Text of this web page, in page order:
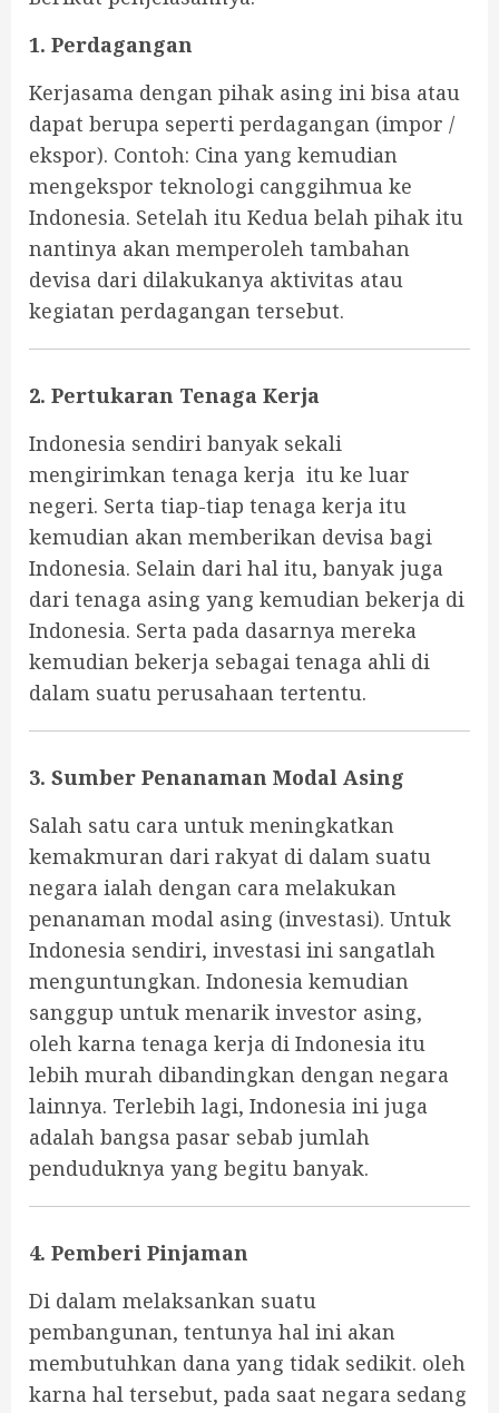
1. Perdagangan
Kerjasama dengan pihak asing ini bisa atau
dapat berupa seperti perdagangan (impor /
ekspor). Contoh: Cina yang kemudian
mengekspor teknologi canggihmua ke
Indonesia. Setelah itu Kedua belah pihak itu
nantinya akan memperoleh tambahan
devisa dari dilakukanya aktivitas atau
kegiatan perdagangan tersebut.
2. Pertukaran Tenaga Kerja
Indonesia sendiri banyak sekali
mengirimkan tenaga kerja itu ke luar
negeri. Serta tiap-tiap tenaga kerja itu
kemudian akan memberikan devisa bagi
Indonesia. Selain dari hal itu, banyak juga
dari tenaga asing yang kemudian bekerja di
Indonesia. Serta pada dasarnya mereka
kemudian bekerja sebagai tenaga ahli di
dalam suatu perusahaan tertentu.
3. Sumber Penanaman Modal Asing
Salah satu cara untuk meningkatkan
kemakmuran dari rakyat di dalam suatu
negara ialah dengan cara melakukan
penanaman modal asing (investasi). Untuk
Indonesia sendiri, investasi ini sangatlah
menguntungkan. Indonesia kemudian
sanggup untuk menarik investor asing,
oleh karna tenaga kerja di Indonesia itu
lebih murah dibandingkan dengan negara
lainnya. Terlebih lagi, Indonesia ini juga
adalah bangsa pasar sebab jumlah
penduduknya yang begitu banyak.
4. Pemberi Pinjaman
Di dalam melaksankan suatu
pembangunan, tentunya hal ini akan
membutuhkan dana yang tidak sedikit. oleh
karna hal tersebut, pada saat negara sedang